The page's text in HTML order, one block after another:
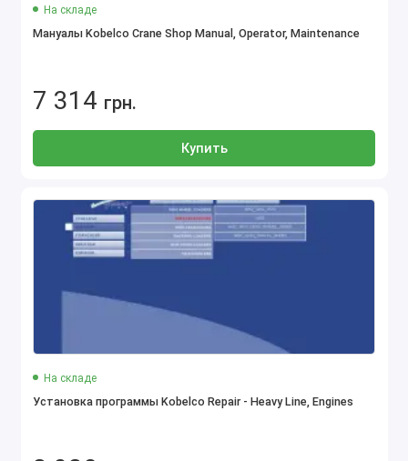
На складе
Мануалы Kobelco Crane Shop Manual, Operator, Maintenance
7 314 грн.
Купить
На складе
Установка программы Kobelco Repair - Heavy Line, Engines